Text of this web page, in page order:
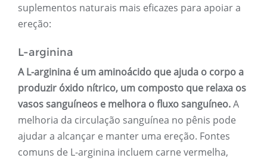
suplementos naturais mais eficazes para apoiar a
ereção:
L-arginina
A L-arginina é um aminoácido que ajuda o corpo a
produzir óxido nítrico, um composto que relaxa os
vasos sanguíneos e melhora o fluxo sanguíneo.A
melhoria da circulação sanguínea no pênis pode
ajudar a alcançar e manter uma ereção. Fontes
comuns de L-arginina incluem carne vermelha,